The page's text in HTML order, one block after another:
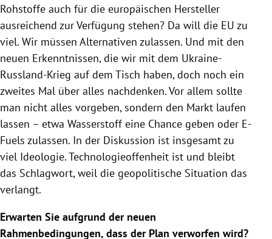
Rohstoffe auch für die europäischen Hersteller
ausreichend zur Verfügung stehen? Da will die EU zu
viel. Wir müssen Alternativen zulassen. Und mit den
neuen Erkenntnissen, die wir mit dem Ukraine-
Russland-Krieg auf dem Tisch haben, doch noch ein
zweites Mal über alles nachdenken. Vor allem sollte
man nicht alles vorgeben, sondern den Markt laufen
lassen – etwa Wasserstoff eine Chance geben oder E-
Fuels zulassen. In der Diskussion ist insgesamt zu
viel Ideologie. Technologieoffenheit ist und bleibt
das Schlagwort, weil die geopolitische Situation das
verlangt.
Erwarten Sie aufgrund der neuen
Rahmenbedingungen, dass der Plan verworfen wird?